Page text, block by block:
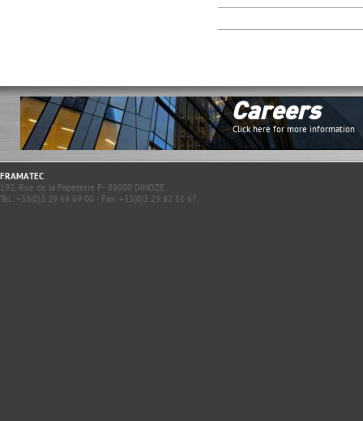
Careers
Click here for more information
FRAMATEC
192, Rue de la Papeterie F- 88000 DINOZE
Tel.: +33(0)3 29 69 69 00 - Fax: +33(0)3 29 82 51 67